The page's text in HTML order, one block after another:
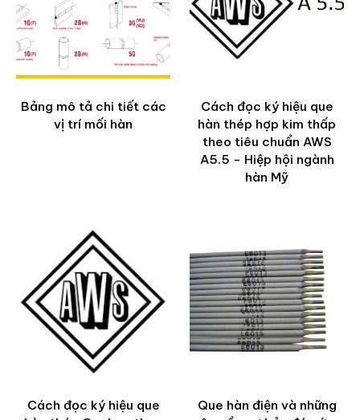
Bảng mô tả chi tiết các
vị trí mối hàn
Cách đọc ký hiệu que
hàn thép hợp kim thấp
theo tiêu chuẩn AWS
A5.5 - Hiệp hội ngành
hàn Mỹ
Cách đọc ký hiệu que
Que hàn điện và những